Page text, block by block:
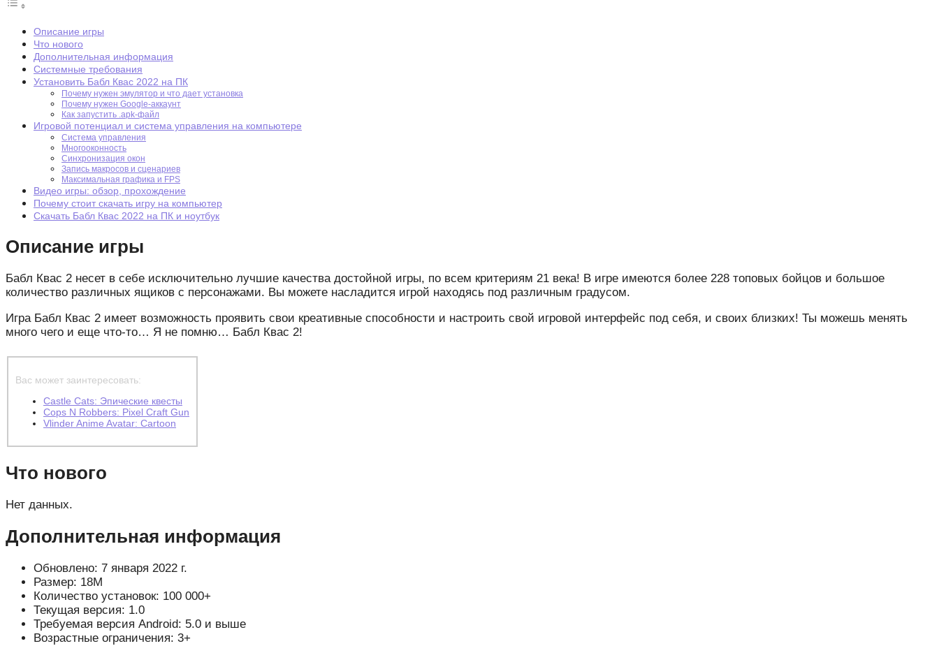
Описание игры
Что нового
Дополнительная информация
Системные требования
Установить Бабл Квас 2022 на ПК
Почему нужен эмулятор и что дает установка
Почему нужен Google-аккаунт
Как запустить .apk-файл
Игровой потенциал и система управления на компьютере
Система управления
Многооконность
Синхронизация окон
Запись макросов и сценариев
Максимальная графика и FPS
Видео игры: обзор, прохождение
Почему стоит скачать игру на компьютер
Скачать Бабл Квас 2022 на ПК и ноутбук
Описание игры
Бабл Квас 2 несет в себе исключительно лучшие качества достойной игры, по всем критериям 21 века! В игре имеются более 228 топовых бойцов и большое
количество различных ящиков c персонажами. Вы можете насладится игрой находясь под различным градусом.
Игра Бабл Квас 2 имеет возможность проявить свои креативные способности и настроить свой игровой интерфейс под себя, и своих близких! Ты можешь менять
много чего и еще что-то… Я не помню… Бабл Квас 2!
Вас может заинтересовать:
Castle Cats: Эпические квесты
Cops N Robbers: Pixel Craft Gun
Vlinder Anime Avatar: Cartoon
Что нового
Нет данных.
Дополнительная информация
Обновлено: 7 января 2022 г.
Размер: 18M
Количество установок: 100 000+
Текущая версия: 1.0
Требуемая версия Android: 5.0 и выше
Возрастные ограничения: 3+